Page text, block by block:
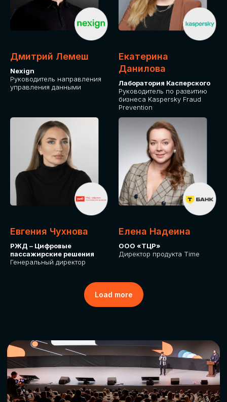
Дмитрий Лемеш
Nexign
Руководитель направления
управления данными
Екатерина
Данилова
Лаборатория Касперского
Руководитель по развитию
бизнеса Kaspersky Fraud
Prevention
Евгения Чухнова
РЖД – Цифровые
пассажирские решения
Генеральный директор
Елена Надеина
ООО «ТЦР»
Директор продукта Time
Load more
ДЛЯ ОПЛАТЫ БИЛЕТОВ
Оплата через сервис Timepad
ПРИОБРЕСТИ БИЛЕТ